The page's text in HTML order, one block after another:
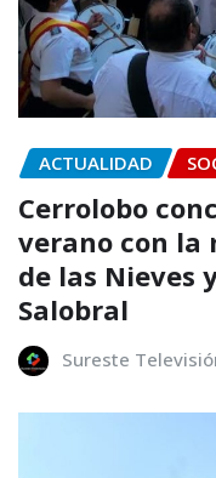
ACTUALIDAD
Cerrolobo
verano con la
de las Nieves
Salobral
Sureste